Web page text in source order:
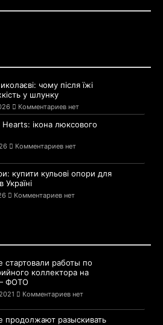
чому після їжі
у шлунку
Комментариев нет
Hearts: ікона люксового
Комментариев нет
купити кульові опори для
Україні
Комментариев нет
стартовали работы по
коллектора на
ФОТО
Комментариев нет
продолжают разыскивать